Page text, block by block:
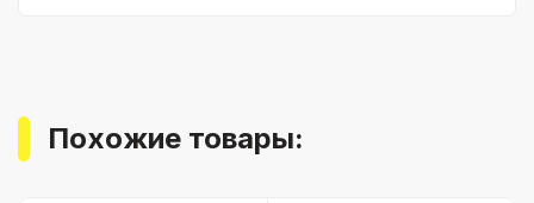
Похожие товары: